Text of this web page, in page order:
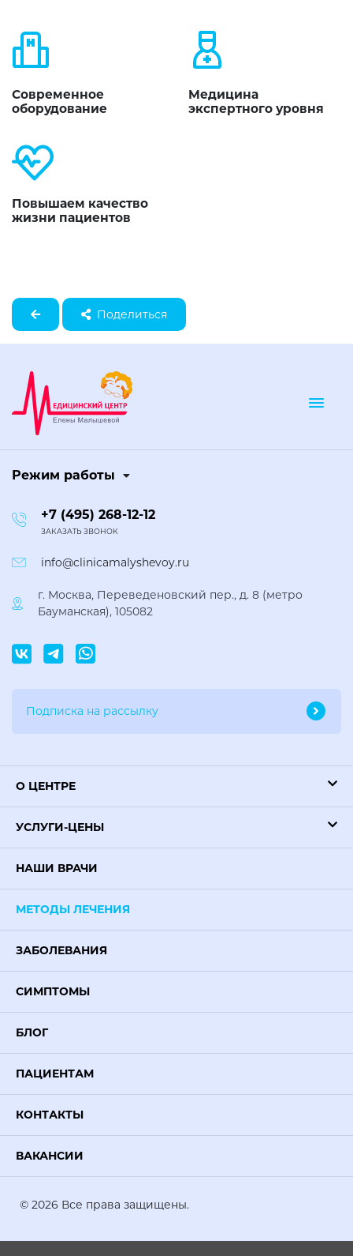
Современное
оборудование
Медицина
экспертного уровня
Повышаем качество
жизни пациентов
Поделиться
Режим работы
+7 (495) 268-12-12
ЗАКАЗАТЬ ЗВОНОК
info@clinicamalyshevoy.ru
г. Москва, Переведеновский пер., д. 8 (метро
Бауманская), 105082
О ЦЕНТРЕ
УСЛУГИ-ЦЕНЫ
НАШИ ВРАЧИ
МЕТОДЫ ЛЕЧЕНИЯ
ЗАБОЛЕВАНИЯ
СИМПТОМЫ
БЛОГ
ПАЦИЕНТАМ
КОНТАКТЫ
ВАКАНСИИ
© 2026 Все права защищены.